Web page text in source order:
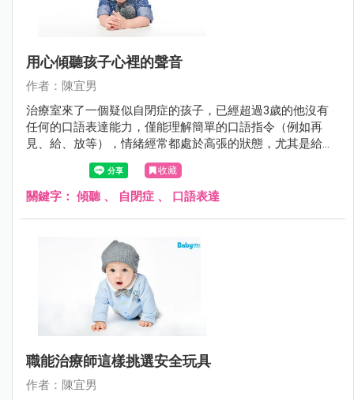
用心傾聽孩子心裡的聲音
作者：陳宜男
治療室來了一個疑似自閉症的孩子，已經超過3歲的他沒有
任何的口語表達能力，僅能理解簡單的口語指令（例如再
見、給、放等），情緒經常都處於高張的狀態，尤其是給予
他的活動不如他意時會更加躁動。
收藏
關鍵字： 傾聽 、 自閉症 、 口語表達
職能治療師這樣挑選安全玩具
作者：陳宜男